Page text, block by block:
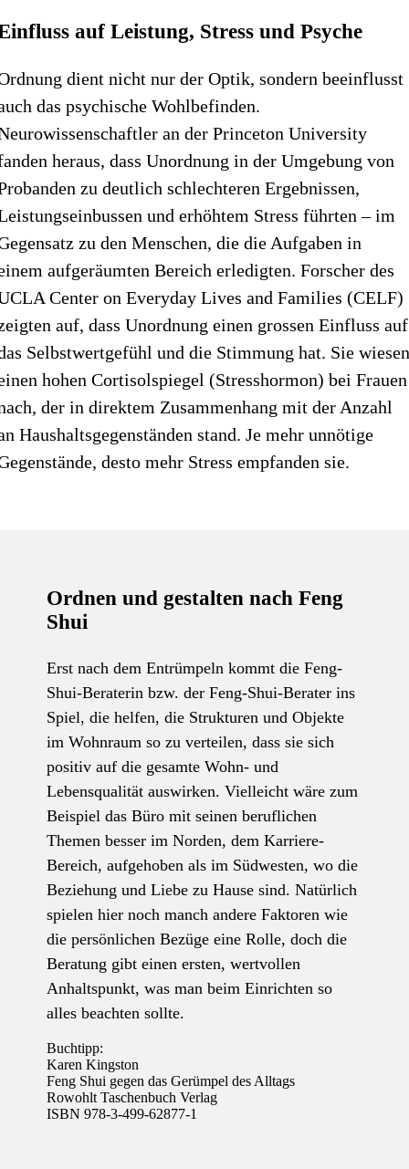
auf Leistung, Stress und Psyche
dient nicht nur der Optik, sondern beeinflusst
das psychische Wohlbefinden.
an der Princeton University
heraus, dass Unordnung in der Umgebung von
zu deutlich schlechteren Ergebnissen,
und er­höhtem Stress führten – im
zu den Menschen, die die Aufgaben in
aufgeräumten Bereich erledigten. Forscher des
Center on Everyday Lives and Families (CELF)
auf, dass Unordnung einen grossen Einfluss auf
Selbstwertgefühl und die Stimmung hat. Sie
hohen Cortisolspiegel (Stresshormon) bei Frauen
der in direktem Zusammenhang mit der Anzahl
Haushaltsgegenständen stand. Je mehr unnötige
desto mehr Stress empfanden sie.
Ordnen und gestalten nach Feng
Shui
Erst nach dem Entrümpeln kommt die Feng-
Shui-Beraterin bzw. der Feng-Shui-Berater ins
Spiel, die helfen, die Strukturen und Objekte
im Wohnraum so zu verteilen, dass sie sich
positiv auf die gesamte Wohn- und
Lebensqualität auswirken. Vielleicht wäre zum
Beispiel das Büro mit seinen beruflichen
Themen besser im Norden, dem Karriere-
Bereich, aufgehoben als im Südwesten, wo die
Beziehung und Liebe zu Hause sind. Natürlich
spielen hier noch manch andere Faktoren wie
die persönlichen Bezüge eine Rolle, doch die
Beratung gibt einen ersten, wertvollen
Anhaltspunkt, was man beim Einrichten so
alles beachten sollte.
Buchtipp:
Karen Kingston
Feng Shui gegen das Gerümpel des Alltags
Rowohlt Taschenbuch Verlag
ISBN 978-3-499-62877-1